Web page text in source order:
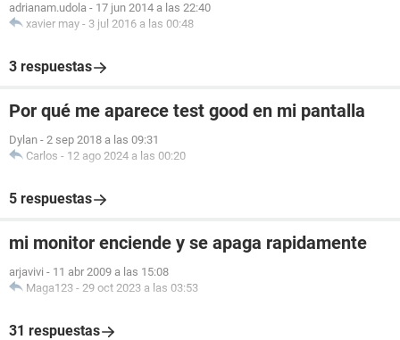
adrianam.udola - 17 jun 2014 a las 22:40
xavier may - 3 jul 2016 a las 00:48
3 respuestas
Por qué me aparece test good en mi pantalla
Dylan - 2 sep 2018 a las 09:31
Carlos - 12 ago 2024 a las 00:20
5 respuestas
mi monitor enciende y se apaga rapidamente
arjavivi - 11 abr 2009 a las 15:08
Maga123 - 29 oct 2023 a las 03:53
31 respuestas